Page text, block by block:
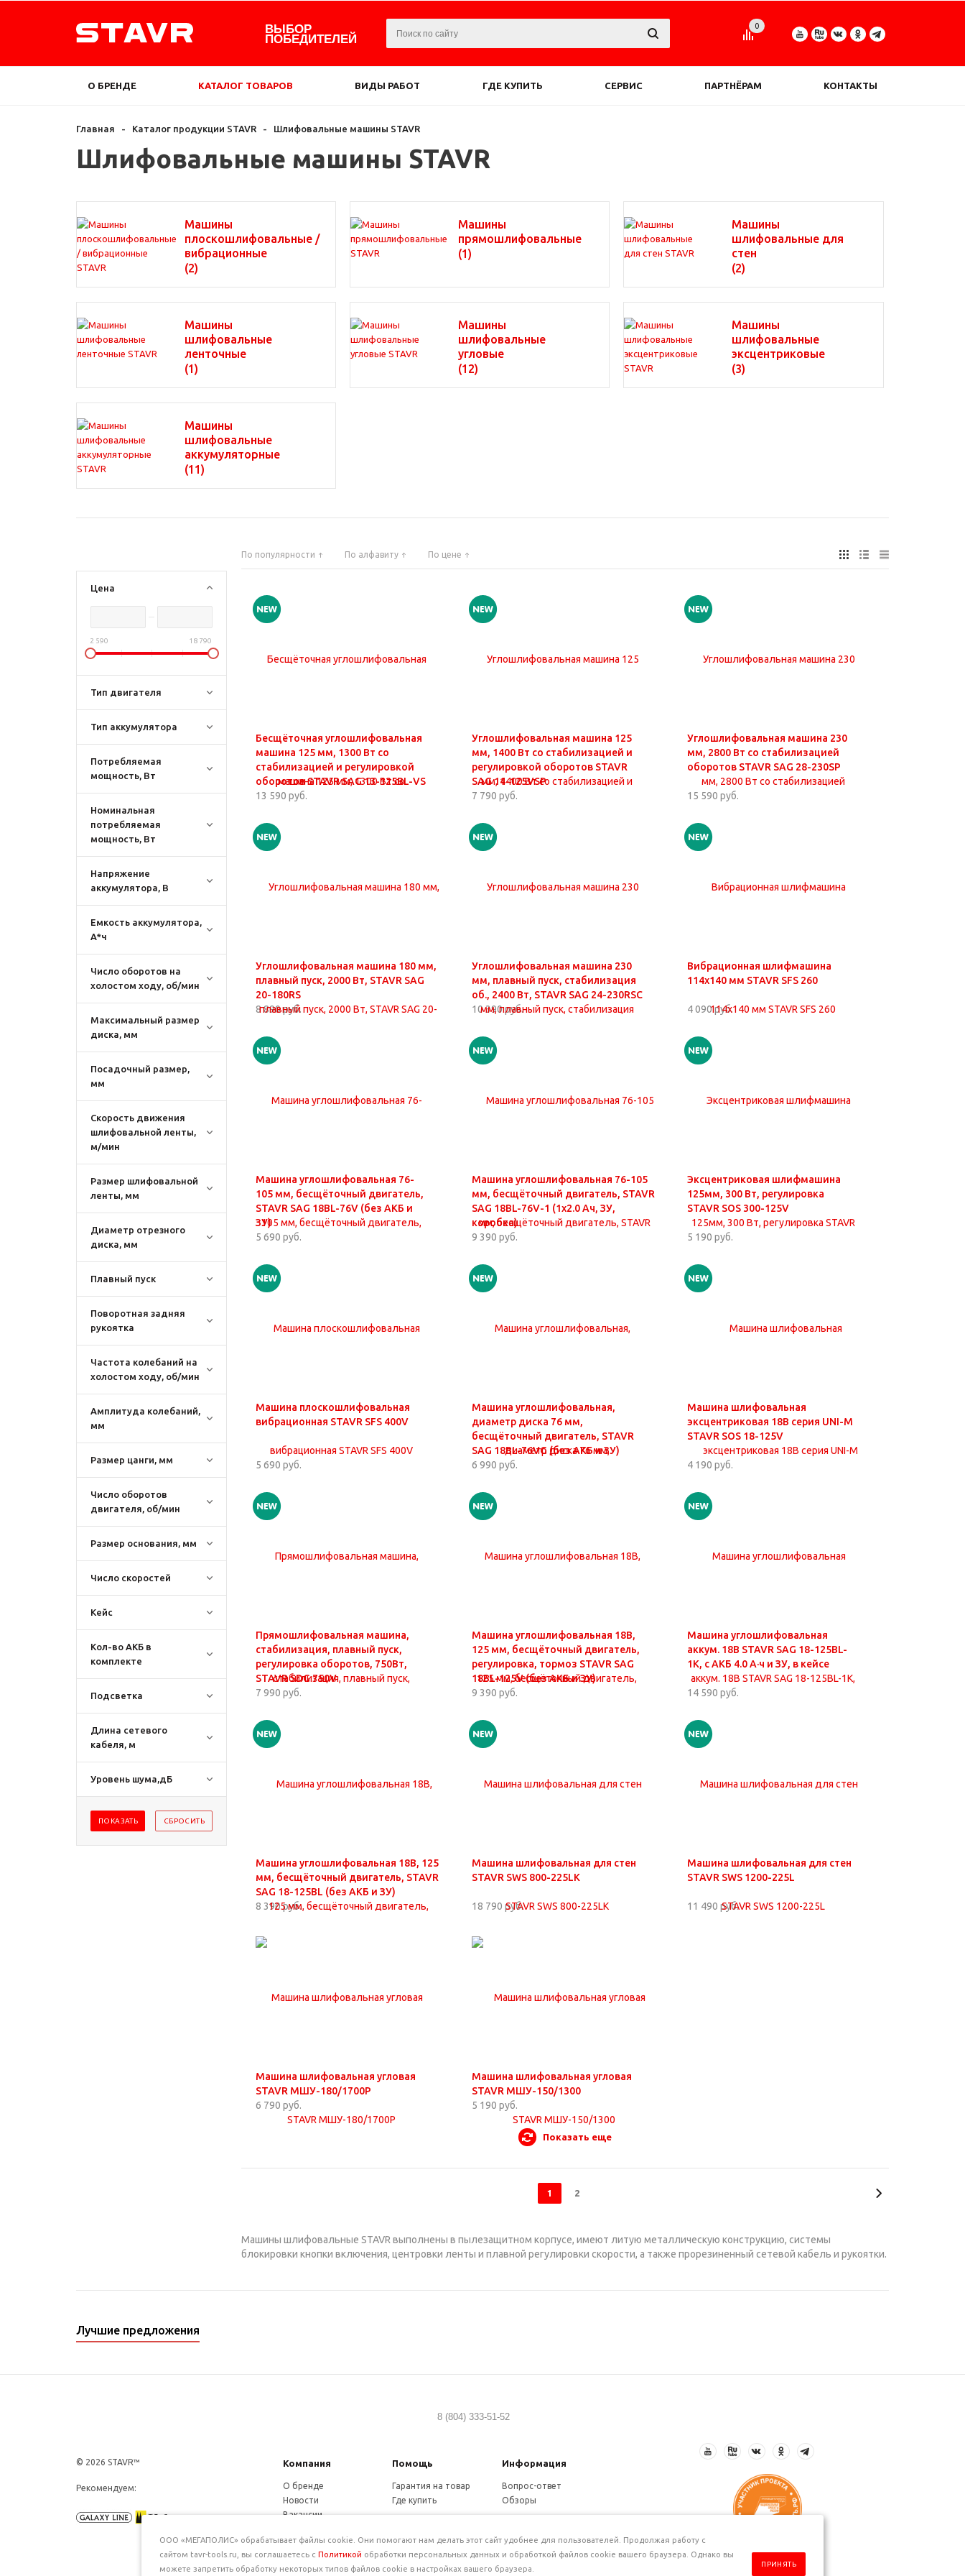
ВЫБОР
ПОБЕДИТЕЛЕЙ
0
О БРЕНДЕ КАТАЛОГ ТОВАРОВ ВИДЫ РАБОТ ГДЕ КУПИТЬ СЕРВИС ПАРТНЁРАМ КОНТАКТЫ
Главная - Каталог продукции STAVR - Шлифовальные машины STAVR
Шлифовальные машины STAVR
Машины
плоскошлифовальные /
вибрационные
(2)
Машины
прямошлифовальные
(1)
Машины
шлифовальные для
стен
(2)
Машины
шлифовальные
ленточные
(1)
Машины
шлифовальные
угловые
(12)
Машины
шлифовальные
эксцентриковые
(3)
Машины
шлифовальные
аккумуляторные
(11)
Цена
2 590 18 790
Тип двигателя
Тип аккумулятора
Потребляемая
мощность, Вт
Номинальная
потребляемая
мощность, Вт
Напряжение
аккумулятора, В
Емкость аккумулятора,
А*ч
Число оборотов на
холостом ходу, об/мин
Максимальный размер
диска, мм
Посадочный размер,
мм
Скорость движения
шлифовальной ленты,
м/мин
Размер шлифовальной
ленты, мм
Диаметр отрезного
диска, мм
Плавный пуск
Поворотная задняя
рукоятка
Частота колебаний на
холостом ходу, об/мин
Амплитуда колебаний,
мм
Размер цанги, мм
Число оборотов
двигателя, об/мин
Размер основания, мм
Число скоростей
Кейс
Кол-во АКБ в
комплекте
Подсветка
Длина сетевого
кабеля, м
Уровень шума,дБ
По популярности По алфавиту По цене
Бесщёточная углошлифовальная
машина 125 мм, 1300 Вт со
стабилизацией и регулировкой
оборотов STAVR SAG 13-125BL-VS
13 590 руб.
Углошлифовальная машина 125
мм, 1400 Вт со стабилизацией и
регулировкой оборотов STAVR
SAG 14-125VSP
7 790 руб.
Углошлифовальная машина 230
мм, 2800 Вт со стабилизацией
оборотов STAVR SAG 28-230SP
15 590 руб.
Углошлифовальная машина 180 мм,
плавный пуск, 2000 Вт, STAVR SAG
20-180RS
8 890 руб.
Углошлифовальная машина 230
мм, плавный пуск, стабилизация
об., 2400 Вт, STAVR SAG 24-230RSC
10 390 руб.
Вибрационная шлифмашина
114х140 мм STAVR SFS 260
4 090 руб.
Машина углошлифовальная 76-
105 мм, бесщёточный двигатель,
STAVR SAG 18BL-76V (без АКБ и
ЗУ)
5 690 руб.
Машина углошлифовальная 76-105
мм, бесщёточный двигатель, STAVR
SAG 18BL-76V-1 (1х2.0 Ач, ЗУ,
коробка)
9 390 руб.
Эксцентриковая шлифмашина
125мм, 300 Вт, регулировка
STAVR SOS 300-125V
5 190 руб.
Машина плоскошлифовальная
вибрационная STAVR SFS 400V
5 690 руб.
Машина углошлифовальная,
диаметр диска 76 мм,
бесщёточный двигатель, STAVR
SAG 18BL-76VG (без АКБ и ЗУ)
6 990 руб.
Машина шлифовальная
эксцентриковая 18В серия UNI-M
STAVR SOS 18-125V
4 190 руб.
Прямошлифовальная машина,
стабилизация, плавный пуск,
регулировка оборотов, 750Вт,
STAVR SDG 750V
7 990 руб.
Машина углошлифовальная 18В,
125 мм, бесщёточный двигатель,
регулировка, тормоз STAVR SAG
18BL-125V (без АКБ и ЗУ)
9 390 руб.
Машина углошлифовальная
аккум. 18В STAVR SAG 18-125BL-
1K, с АКБ 4.0 А·ч и ЗУ, в кейсе
14 590 руб.
Машина углошлифовальная 18В, 125
мм, бесщёточный двигатель, STAVR
SAG 18-125BL (без АКБ и ЗУ)
8 390 руб.
Машина шлифовальная для стен
STAVR SWS 800-225LK
18 790 руб.
Машина шлифовальная для стен
STAVR SWS 1200-225L
11 490 руб.
Машина шлифовальная угловая
STAVR МШУ-180/1700Р
6 790 руб.
Машина шлифовальная угловая
STAVR МШУ-150/1300
5 190 руб.
Показать еще
1 2
Машины шлифовальные STAVR выполнены в пылезащитном корпусе, имеют литую металлическую конструкцию, системы
блокировки кнопки включения, центровки ленты и плавной регулировки скорости, а также прорезиненный сетевой кабель и рукоятки.
Лучшие предложения
8 (804) 333-51-52
© 2026 STAVR™
Рекомендуем:
Компания Помощь Информация
О бренде
Новости
Вакансии
Гарантия на товар
Где купить
Вопрос-ответ
Обзоры
ООО «МЕГАПОЛИС» обрабатывает файлы cookie. Они помогают нам делать этот сайт удобнее для пользователей. Продолжая работу с
сайтом tavr-tools.ru, вы соглашаетесь с Политикой обработки персональных данных и обработкой файлов cookie вашего браузера. Однако вы
можете запретить обработку некоторых типов файлов cookie в настройках вашего браузера.
ПРИНЯТЬ